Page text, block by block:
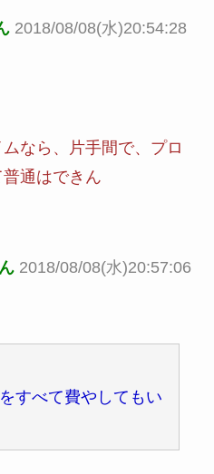
2018/08/08(水)20:54:28
なら、片手間で、プロ
通はできん
2018/08/08(水)20:57:06
すべて費やしてもい